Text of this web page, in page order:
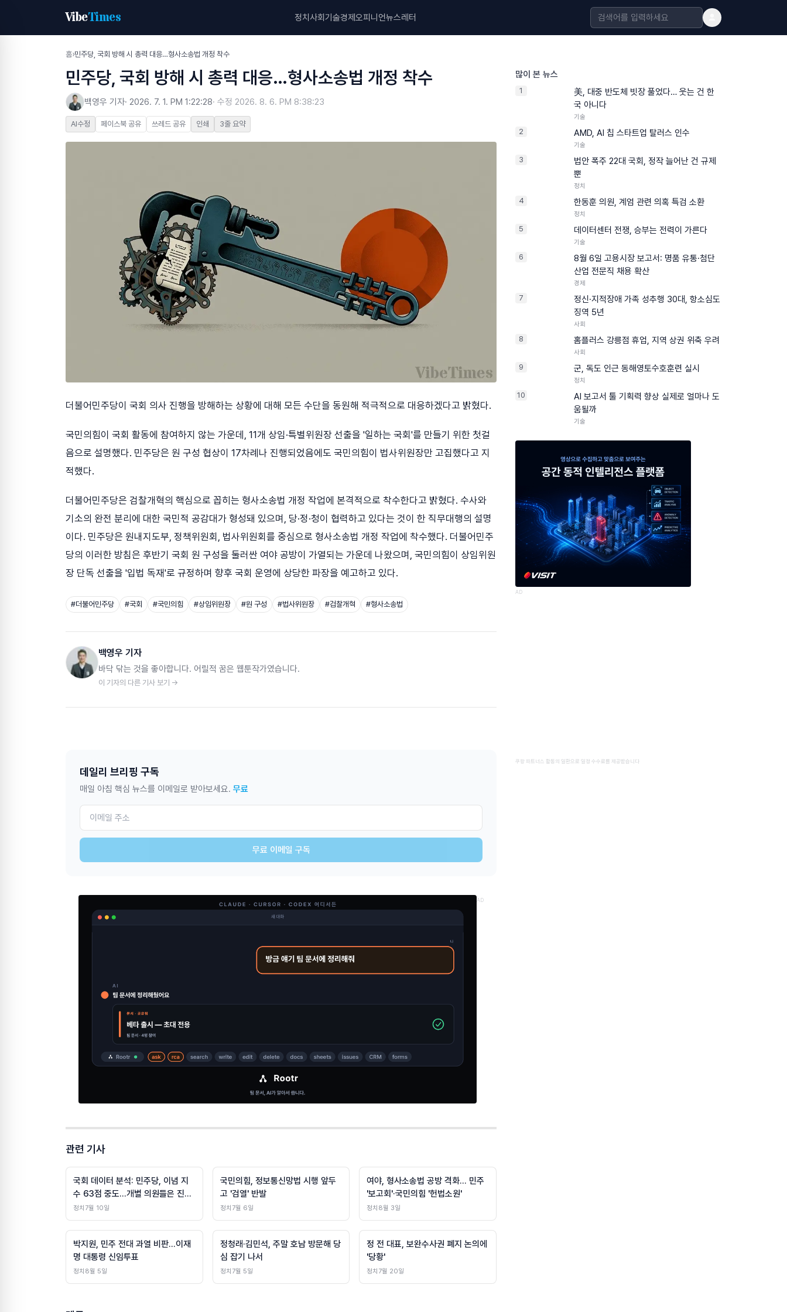
VibeTimes 정치사회기술경제오피니언뉴스레터
홈›민주당, 국회 방해 시 총력 대응…형사소송법 개정 착수
민주당, 국회 방해 시 총력 대응…형사소송법 개정 착수
백영우 기자· 2026. 7. 1. PM 1:22:28· 수정 2026. 8. 6. PM 8:38:23
AI수정 페이스북 공유 쓰레드 공유 인쇄 3줄 요약
더불어민주당이 국회 의사 진행을 방해하는 상황에 대해 모든 수단을 동원해 적극적으로 대응하겠다고 밝혔다.
국민의힘이 국회 활동에 참여하지 않는 가운데, 11개 상임·특별위원장 선출을 '일하는 국회'를 만들기 위한 첫걸
음으로 설명했다. 민주당은 원 구성 협상이 17차례나 진행되었음에도 국민의힘이 법사위원장만 고집했다고 지
적했다.
더불어민주당은 검찰개혁의 핵심으로 꼽히는 형사소송법 개정 작업에 본격적으로 착수한다고 밝혔다. 수사와
기소의 완전 분리에 대한 국민적 공감대가 형성돼 있으며, 당·정·청이 협력하고 있다는 것이 한 직무대행의 설명
이다. 민주당은 원내지도부, 정책위원회, 법사위원회를 중심으로 형사소송법 개정 작업에 착수했다. 더불어민주
당의 이러한 방침은 후반기 국회 원 구성을 둘러싼 여야 공방이 가열되는 가운데 나왔으며, 국민의힘이 상임위원
장 단독 선출을 '입법 독재'로 규정하며 향후 국회 운영에 상당한 파장을 예고하고 있다.
#더불어민주당 #국회 #국민의힘 #상임위원장 #원 구성 #법사위원장 #검찰개혁 #형사소송법
백영우 기자
바닥 닦는 것을 좋아합니다. 어릴적 꿈은 웹툰작가였습니다.
이 기자의 다른 기사 보기 →
데일리 브리핑 구독
매일 아침 핵심 뉴스를 이메일로 받아보세요. 무료
무료 이메일 구독
AD
관련 기사
국회 데이터 분석: 민주당, 이념 지
수 63점 중도…개별 의원들은 진보·
보소 양극화
정치 7월 10일
국민의힘, 정보통신망법 시행 앞두
고 '검열' 반발
정치 7월 6일
여야, 형사소송법 공방 격화… 민주
'보고회'·국민의힘 '헌법소원'
정치 8월 3일
박지원, 민주 전대 과열 비판…이재
명 대통령 신임투표
정치 8월 5일
정청래·김민석, 주말 호남 방문해 당
심 잡기 나서
정치 7월 5일
정 전 대표, 보완수사권 폐지 논의에
'당황'
정치 7월 20일
많이 본 뉴스
1
美, 대중 반도체 빗장 풀었다… 웃는 건 한
국 아니다
기술
2 AMD, AI 칩 스타트업 탈러스 인수
기술
3
법안 폭주 22대 국회, 정작 늘어난 건 규제
뿐
정치
4 한동훈 의원, 계엄 관련 의혹 특검 소환
정치
5 데이터센터 전쟁, 승부는 전력이 가른다
기술
6
8월 6일 고용시장 보고서: 명품 유통·첨단
산업 전문직 채용 확산
경제
7
정신·지적장애 가족 성추행 30대, 항소심도
징역 5년
사회
8 홈플러스 강릉점 휴업, 지역 상권 위축 우려
사회
9 군, 독도 인근 동해영토수호훈련 실시
정치
10
AI 보고서 툴 기획력 향상 실제로 얼마나 도
움될까
기술
AD
쿠팡 파트너스 활동의 일환으로 일정 수수료를 제공받습니다